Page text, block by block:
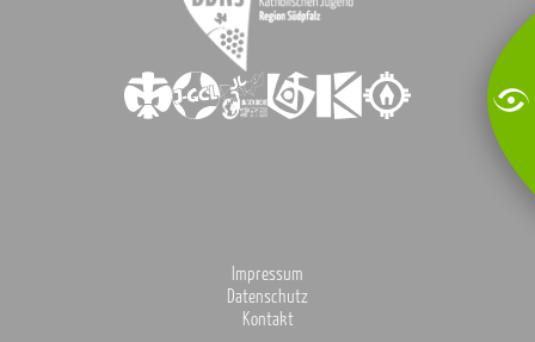
Impressum
Datenschutz
Kontakt